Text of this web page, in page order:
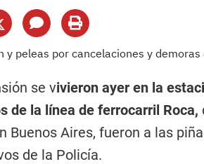
se vivieron ayer en la
de la línea de ferrocarril Roca,
Buenos Aires, fueron a las
de la Policía.